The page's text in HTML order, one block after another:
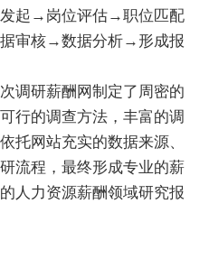
起→岗位评估→职位匹配
审核→数据分析→形成报
调研薪酬网制定了周密的
行的调查方法，丰富的调
托网站充实的数据来源、
流程，最终形成专业的薪
人力资源薪酬领域研究报